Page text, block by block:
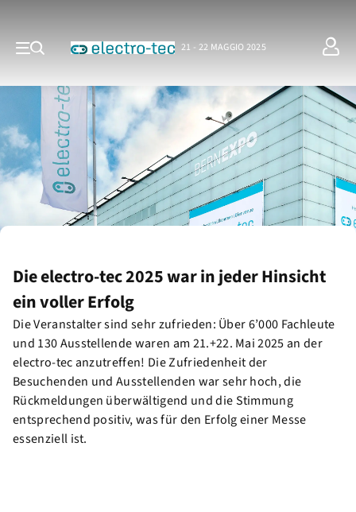
21 - 22 MAGGIO 2025
Die electro-tec 2025 war in jeder Hinsicht
ein voller Erfolg
Die Veranstalter sind sehr zufrieden: Über 6’000 Fachleute
und 130 Ausstellende waren am 21.+22. Mai 2025 an der
electro-tec anzutreffen! Die Zufriedenheit der
Besuchenden und Ausstellenden war sehr hoch, die
Rückmeldungen überwältigend und die Stimmung
entsprechend positiv, was für den Erfolg einer Messe
essenziell ist.